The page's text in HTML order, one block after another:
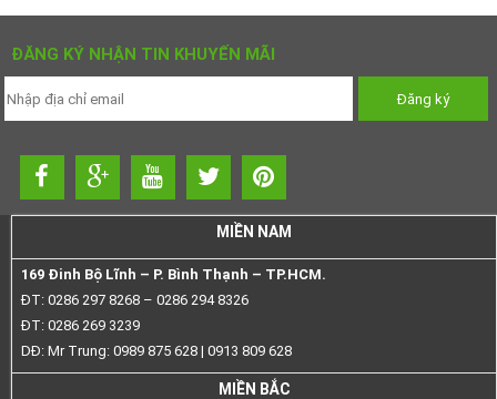
ĐĂNG KÝ NHẬN TIN KHUYẾN MÃI
MIỀN NAM
169 Đinh Bộ Lĩnh – P. Bình Thạnh – TP.HCM.
ĐT: 0286 297 8268 – 0286 294 8326
ĐT: 0286 269 3239
DĐ: Mr Trung: 0989 875 628 | 0913 809 628
MIỀN BẮC